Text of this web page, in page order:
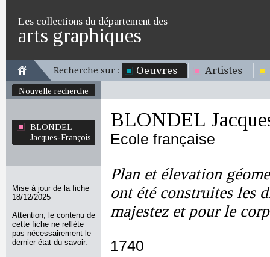
Les collections du département des
arts graphiques
Recherche sur : Oeuvres Artistes
Nouvelle recherche
BLONDEL
Jacques-François
Mise à jour de la fiche
18/12/2025
Attention, le contenu de
cette fiche ne reflète
pas nécessairement le
dernier état du savoir.
BLONDEL
Ecole française
Plan et élevation
ont été construites les
majestez et pour le
1740